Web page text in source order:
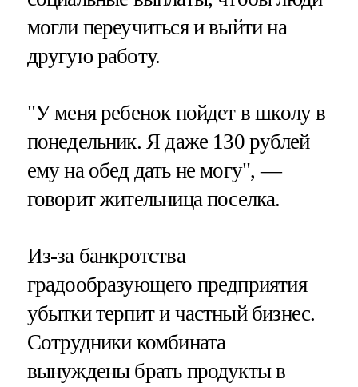
могли переучиться и выйти на
другую работу.
"У меня ребенок пойдет в школу в
понедельник. Я даже 130 рублей
ему на обед дать не могу", —
говорит жительница поселка.
Из-за банкротства
градообразующего предприятия
убытки терпит и частный бизнес.
Сотрудники комбината
вынуждены брать продукты в